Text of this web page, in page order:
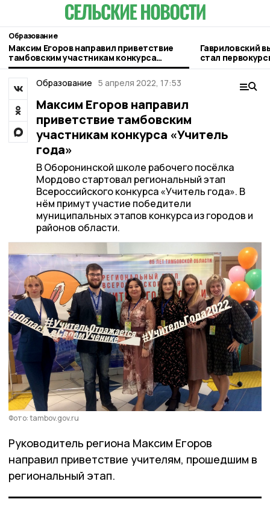
Образование
Максим Егоров направил приветствие
тамбовским участникам конкурса
«Учитель года»
Гавриловский
стал
Образование 5 апреля 2022, 17:53
Максим Егоров направил
приветствие тамбовским
участникам конкурса «Учитель
года»
В Оборонинской школе рабочего посёлка
Мордово стартовал региональный этап
Всероссийского конкурса «Учитель года». В
нём примут участие победители
муниципальных этапов конкурса из городов и
районов области.
Фото: tambov.gov.ru
Руководитель региона Максим Егоров
направил приветствие учителям, прошедшим в
региональный этап.